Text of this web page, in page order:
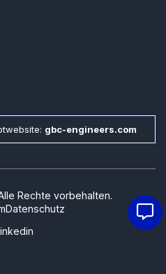
gbc-engineers.com
Rechte vorbehalten.
Datenschutz